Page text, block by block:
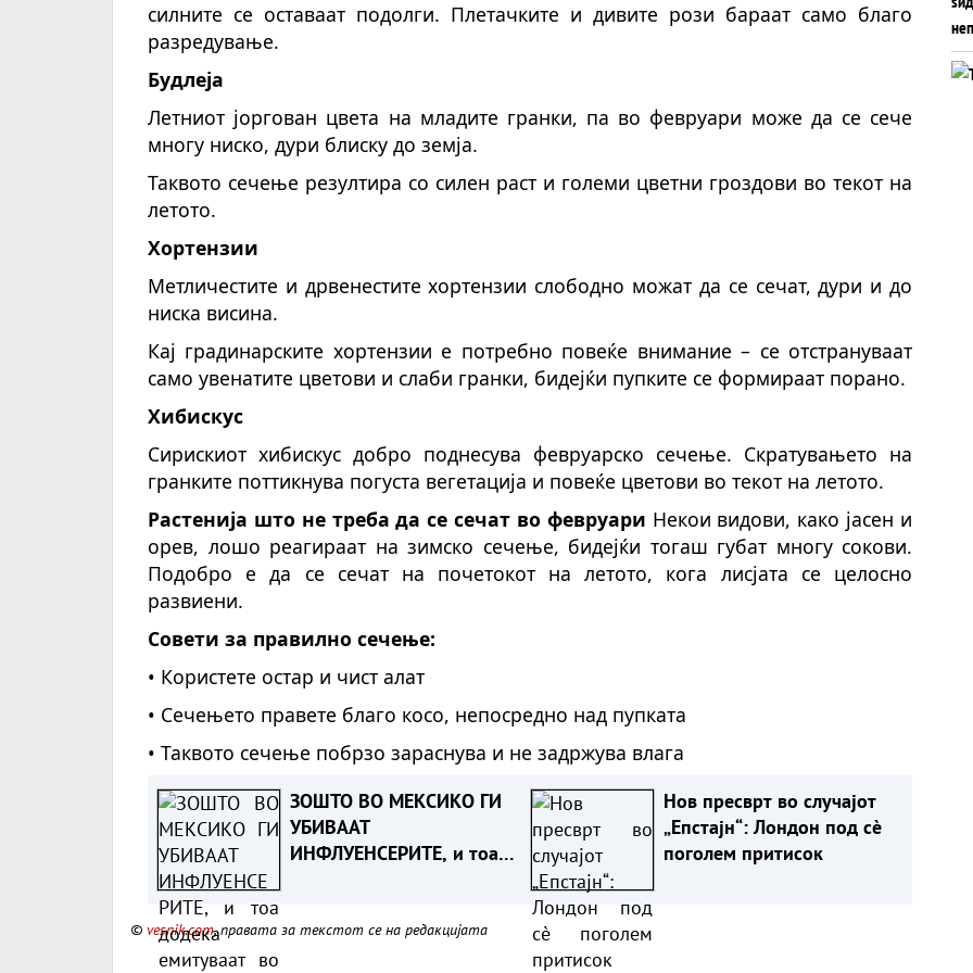
силните се оставаат подолги. Плетачките и дивите рози бараат само благо
разредување.
Будлеја
Летниот јоргован цвета на младите гранки, па во февруари може да се сече
многу ниско, дури блиску до земја.
Таквото сечење резултира со силен раст и големи цветни гроздови во текот на
летото.
Хортензии
Метличестите и дрвенестите хортензии слободно можат да се сечат, дури и до
ниска висина.
Кај градинарските хортензии е потребно повеќе внимание – се отстрануваат
само увенатите цветови и слаби гранки, бидејќи пупките се формираат порано.
Хибискус
Сирискиот хибискус добро поднесува февруарско сечење. Скратувањето на
гранките поттикнува погуста вегетација и повеќе цветови во текот на летото.
Растенија што не треба да се сечат во февруари Некои видови, како јасен и
орев, лошо реагираат на зимско сечење, бидејќи тогаш губат многу сокови.
Подобро е да се сечат на почетокот на летото, кога лисјата се целосно
развиени.
Совети за правилно сечење:
• Користете остар и чист алат
• Сечењето правете благо косо, непосредно над пупката
• Таквото сечење побрзо зараснува и не задржува влага
ЗОШТО ВО МЕКСИКО ГИ
УБИВААТ
ИНФЛУЕНСЕРИТЕ, и тоа
Нов пресврт во случајот
„Епстајн“: Лондон под сè
поголем притисок
© vesnik.com, правата за текстот се на редакцијата